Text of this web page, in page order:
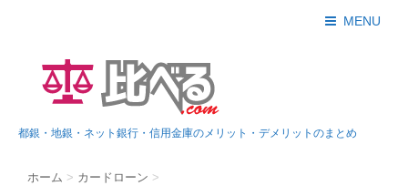
MENU
都銀・地銀・ネット銀行・信用金庫のメリット・デメリットのまとめ
ホーム > カードローン >